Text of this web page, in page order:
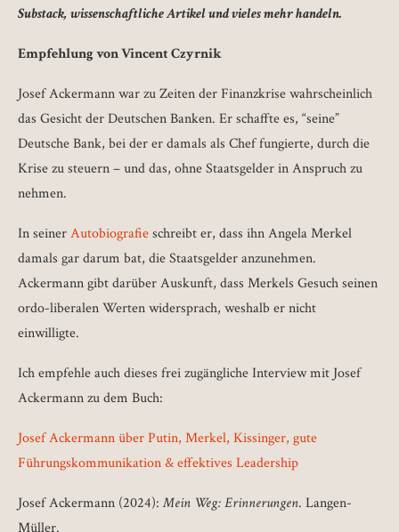
Substack, wissenschaftliche Artikel und vieles mehr handeln.
Empfehlung von Vincent Czyrnik
Josef Ackermann war zu Zeiten der Finanzkrise wahrscheinlich
das Gesicht der Deutschen Banken. Er schaffte es, “seine”
Deutsche Bank, bei der er damals als Chef fungierte, durch die
Krise zu steuern – und das, ohne Staatsgelder in Anspruch zu
nehmen.
In seinerAutobiografieschreibt er, dass ihn Angela Merkel
damals gar darum bat, die Staatsgelder anzunehmen.
Ackermann gibt darüber Auskunft, dass Merkels Gesuch seinen
ordo-liberalen Werten widersprach, weshalb er nicht
einwilligte.
Ich empfehle auch dieses frei zugängliche Interview mit Josef
Ackermann zu dem Buch:
Josef Ackermann über Putin, Merkel, Kissinger, gute
Führungskommunikation & effektives Leadership
Josef Ackermann (2024):Mein Weg: Erinnerungen. Langen-